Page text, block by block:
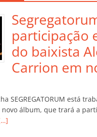
participação
do baixista
Carrion em
SEGREGATORUM está
novo álbum, que trará a